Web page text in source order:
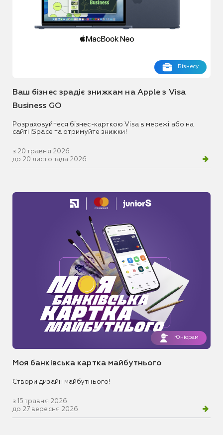
Бізнесу
Ваш бізнес зрадіє знижкам на Apple з Visa
Business GO
Розраховуйтеся бізнес-карткою Visa в мережі або на
сайті iSpace та отримуйте знижки!
з 20 травня 2026
до 20 листопада 2026
Юніорам
Моя банківська картка майбутнього
Створи дизайн майбутнього!
з 15 травня 2026
до 27 вересня 2026